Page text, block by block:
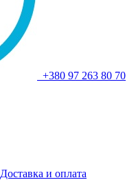
+380 97 263 80 70
Доставка и оплата